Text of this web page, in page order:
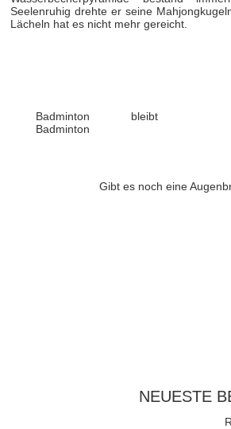
Seelenruhig drehte er seine
Lächeln hat es nicht mehr gereicht.
Badminton bleibt
Badminton
Gibt es noch eine
NEUESTE